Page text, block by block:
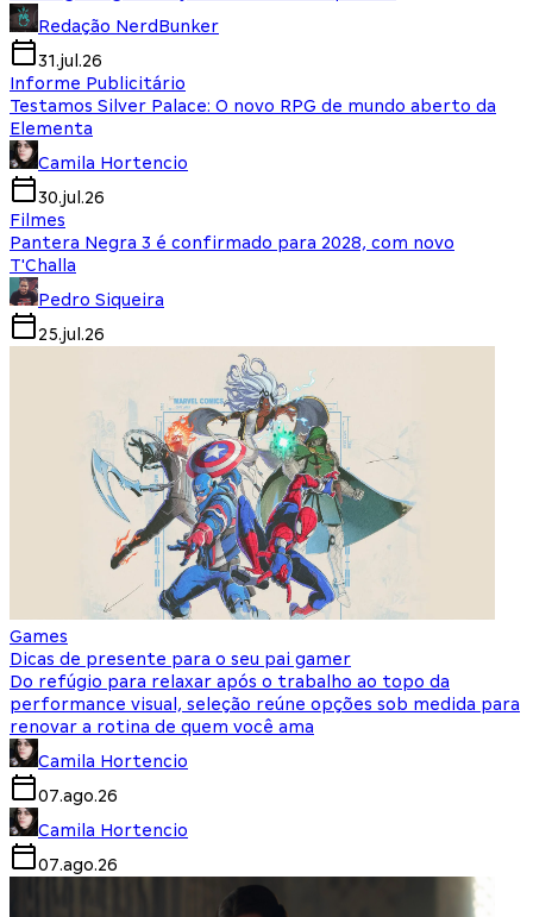
Redação NerdBunker
31.jul.26
Informe Publicitário
Testamos Silver Palace: O novo RPG de mundo aberto da
Elementa
Camila Hortencio
30.jul.26
Filmes
Pantera Negra 3 é confirmado para 2028, com novo
T'Challa
Pedro Siqueira
25.jul.26
Games
Dicas de presente para o seu pai gamer
Do refúgio para relaxar após o trabalho ao topo da
performance visual, seleção reúne opções sob medida para
renovar a rotina de quem você ama
Camila Hortencio
07.ago.26
Camila Hortencio
07.ago.26